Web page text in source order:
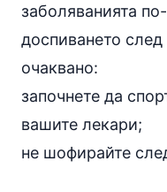
заболяванията
доспиването
очаквано:
започнете да
вашите лекари;
не шофирайте